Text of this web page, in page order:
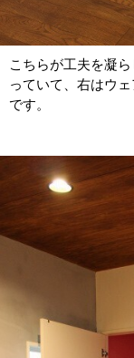
こちらが工夫を凝
っていて、右はウ
です。